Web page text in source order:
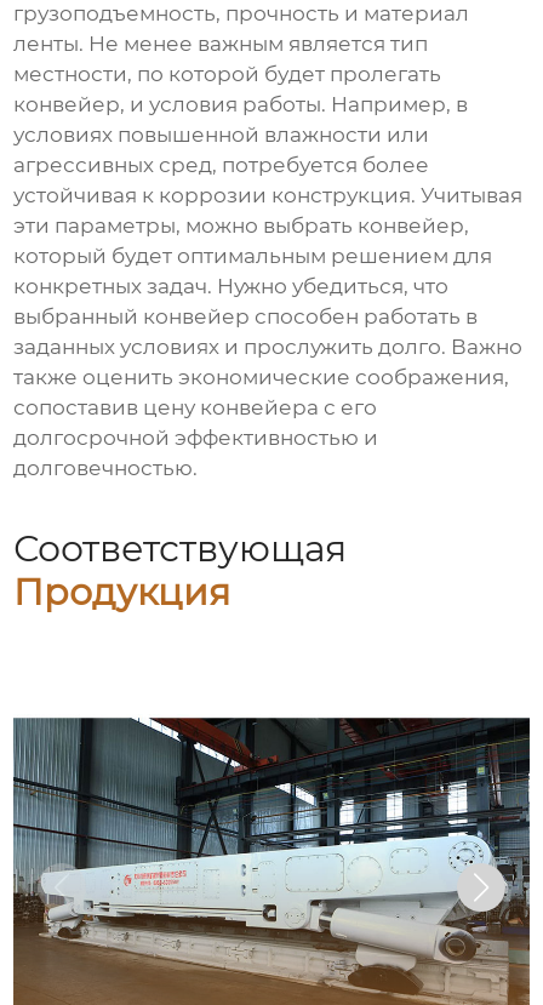
грузоподъемность, прочность и материал
ленты. Не менее важным является тип
местности, по которой будет пролегать
конвейер, и условия работы. Например, в
условиях повышенной влажности или
агрессивных сред, потребуется более
устойчивая к коррозии конструкция. Учитывая
эти параметры, можно выбрать конвейер,
который будет оптимальным решением для
конкретных задач. Нужно убедиться, что
выбранный конвейер способен работать в
заданных условиях и прослужить долго. Важно
также оценить экономические соображения,
сопоставив цену конвейера с его
долгосрочной эффективностью и
долговечностью.
Соответствующая
Продукция